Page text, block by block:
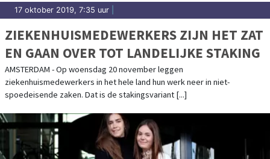
17 oktober 2019, 7:35 uur
ZIEKENHUISMEDEWERKERS ZIJN HET ZAT
EN GAAN OVER TOT LANDELIJKE STAKING
AMSTERDAM - Op woensdag 20 november leggen
ziekenhuismedewerkers in het hele land hun werk neer in niet-
spoedeisende zaken. Dat is de stakingsvariant [...]